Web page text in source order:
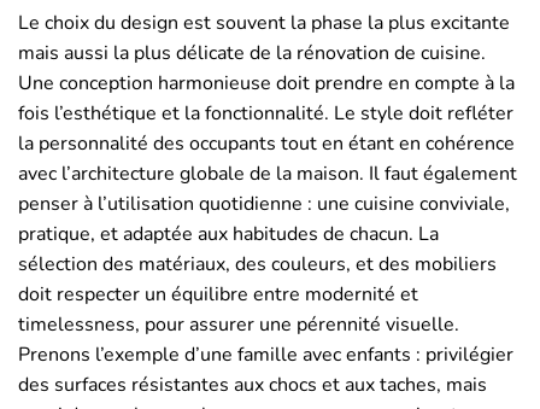
Le choix du design est souvent la phase la plus excitante
mais aussi la plus délicate de la rénovation de cuisine.
Une conception harmonieuse doit prendre en compte à la
fois l’esthétique et la fonctionnalité. Le style doit refléter
la personnalité des occupants tout en étant en cohérence
avec l’architecture globale de la maison. Il faut également
penser à l’utilisation quotidienne : une cuisine conviviale,
pratique, et adaptée aux habitudes de chacun. La
sélection des matériaux, des couleurs, et des mobiliers
doit respecter un équilibre entre modernité et
timelessness, pour assurer une pérennité visuelle.
Prenons l’exemple d’une famille avec enfants : privilégier
des surfaces résistantes aux chocs et aux taches, mais